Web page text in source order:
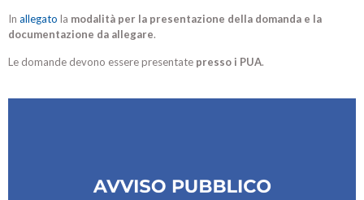
In allegato la modalità per la presentazione della domanda e la
documentazione da allegare.
Le domande devono essere presentate presso i PUA.